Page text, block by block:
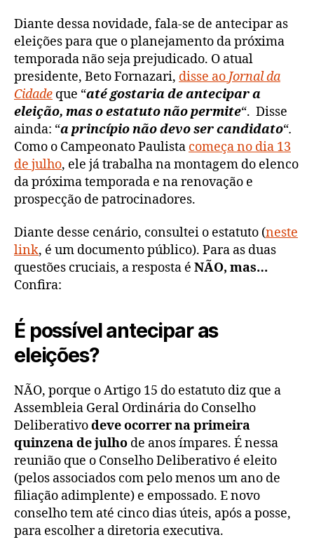
Diante dessa novidade, fala-se de antecipar as
eleições para que o planejamento da próxima
temporada não seja prejudicado. O atual
presidente, Beto Fornazari, disse ao Jornal da
Cidade que “até gostaria de antecipar a
eleição, mas o estatuto não permite“. Disse
ainda: “a princípio não devo ser candidato“.
Como o Campeonato Paulista começa no dia 13
de julho, ele já trabalha na montagem do elenco
da próxima temporada e na renovação e
prospecção de patrocinadores.
Diante desse cenário, consultei o estatuto (neste
link, é um documento público). Para as duas
questões cruciais, a resposta é NÃO, mas…
Confira:
É possível antecipar as
eleições?
NÃO, porque o Artigo 15 do estatuto diz que a
Assembleia Geral Ordinária do Conselho
Deliberativodeve ocorrer na primeira
quinzena de julho de anos ímpares. É nessa
reunião que o Conselho Deliberativo é eleito
(pelos associados com pelo menos um ano de
filiação adimplente) e empossado. E novo
conselho tem até cinco dias úteis, após a posse,
para escolher a diretoria executiva.